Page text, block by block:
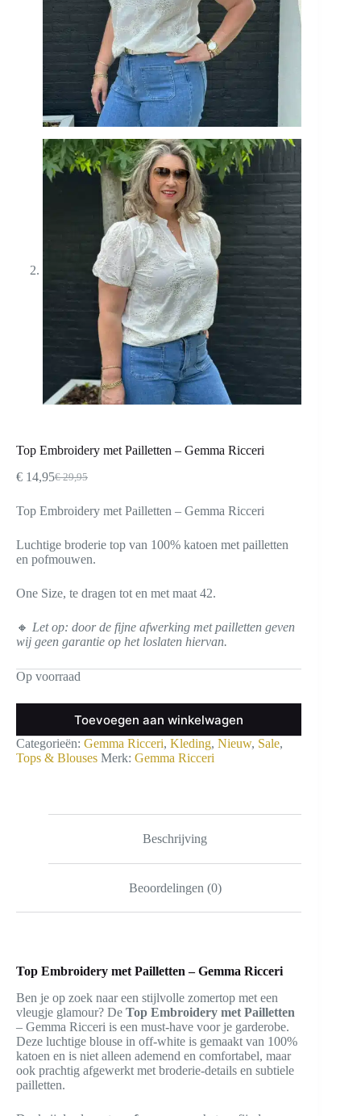
Top Embroidery met Pailletten – Gemma Ricceri
€29,95
Oorspronkelijke
was:
€ 14,95Huidige
is:
Top Embroidery met Pailletten – Gemma Ricceri
Luchtige broderie top van 100% katoen met pailletten
en pofmouwen.
One Size, te dragen tot en met maat 42.
🔸 Let op: door de fijne afwerking met pailletten geven
wij geen garantie op het loslaten hiervan.
Op voorraad
Toevoegen aan winkelwagen
Categorieën: Gemma Ricceri, Kleding, Nieuw, Sale,
Tops & Blouses Merk: Gemma Ricceri
Beschrijving
Beoordelingen (0)
Top Embroidery met Pailletten – Gemma Ricceri
Ben je op zoek naar een stijlvolle zomertop met een
vleugje glamour? De Top Embroidery met Pailletten
– Gemma Ricceri is een must-have voor je garderobe.
Deze luchtige blouse in off-white is gemaakt van 100%
katoen en is niet alleen ademend en comfortabel, maar
ook prachtig afgewerkt met broderie-details en subtiele
pailletten.